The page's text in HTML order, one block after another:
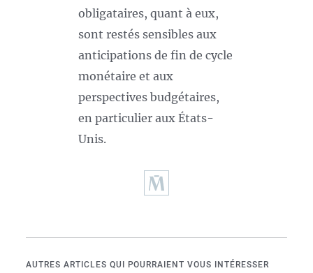
obligataires, quant à eux,
sont restés sensibles aux
anticipations de fin de cycle
monétaire et aux
perspectives budgétaires,
en particulier aux États-
Unis.
AUTRES ARTICLES QUI POURRAIENT VOUS INTÉRESSER